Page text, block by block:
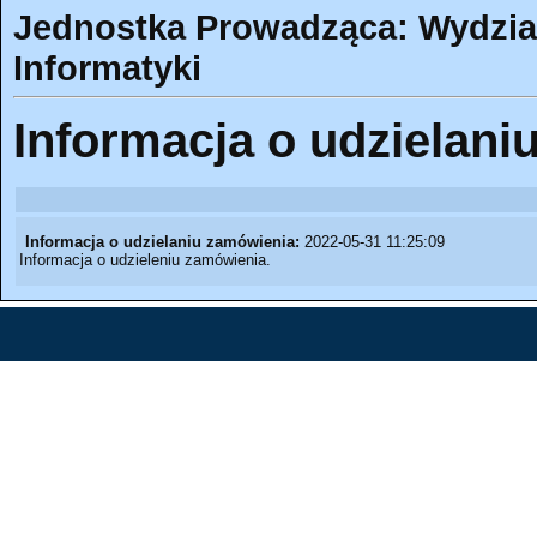
Jednostka Prowadząca:
Informatyki
Informacja o
Informacja o udzielaniu zamówienia: 2022-05-31 11:25:09
Informacja o udzieleniu zamówienia.